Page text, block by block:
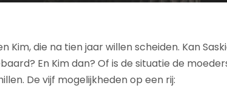
Kim, die na tien jaar willen scheiden. Kan
En Kim dan? Of is de situatie de
De vijf mogelijkheden op een rij: